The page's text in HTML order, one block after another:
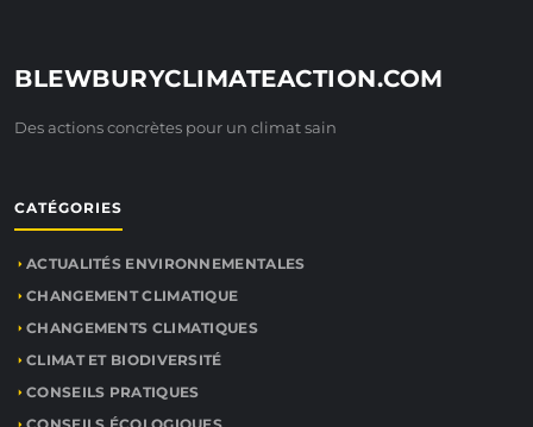
BLEWBURYCLIMATEACTION.COM
Des actions concrètes pour un climat sain
CATÉGORIES
ACTUALITÉS ENVIRONNEMENTALES
CHANGEMENT CLIMATIQUE
CHANGEMENTS CLIMATIQUES
CLIMAT ET BIODIVERSITÉ
CONSEILS PRATIQUES